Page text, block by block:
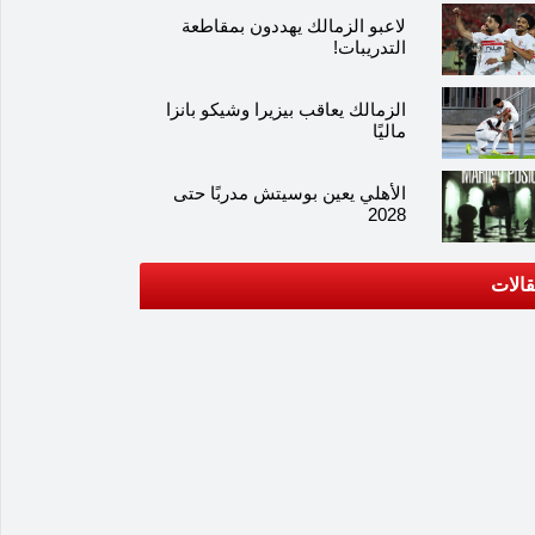
لاعبو الزمالك يهددون بمقاطعة
التدريبات!
الزمالك يعاقب بيزيرا وشيكو بانزا
ماليًا
الأهلي يعين بوسيتش مدربًا حتى
2028